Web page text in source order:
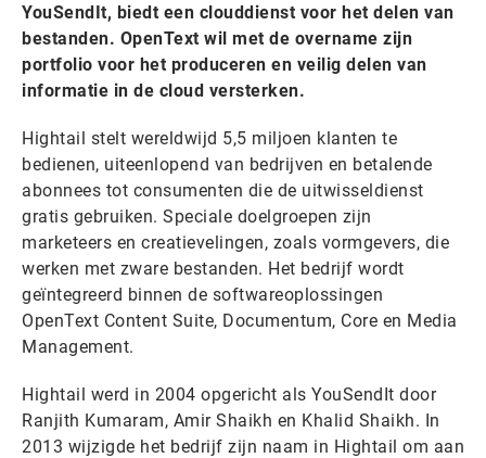
YouSendIt, biedt een clouddienst voor het delen van
bestanden. OpenText wil met de overname zijn
portfolio voor het produceren en veilig delen van
informatie in de cloud versterken.
Hightail stelt wereldwijd 5,5 miljoen klanten te
bedienen, uiteenlopend van bedrijven en betalende
abonnees tot consumenten die de uitwisseldienst
gratis gebruiken. Speciale doelgroepen zijn
marketeers en creatievelingen, zoals vormgevers, die
werken met zware bestanden. Het bedrijf wordt
geïntegreerd binnen de softwareoplossingen
OpenText Content Suite, Documentum, Core en Media
Management.
Hightail werd in 2004 opgericht als YouSendIt door
Ranjith Kumaram, Amir Shaikh en Khalid Shaikh. In
2013 wijzigde het bedrijf zijn naam in Hightail om aan